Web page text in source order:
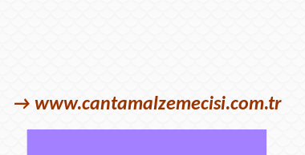
→ www.cantamalzemecisi.com.tr